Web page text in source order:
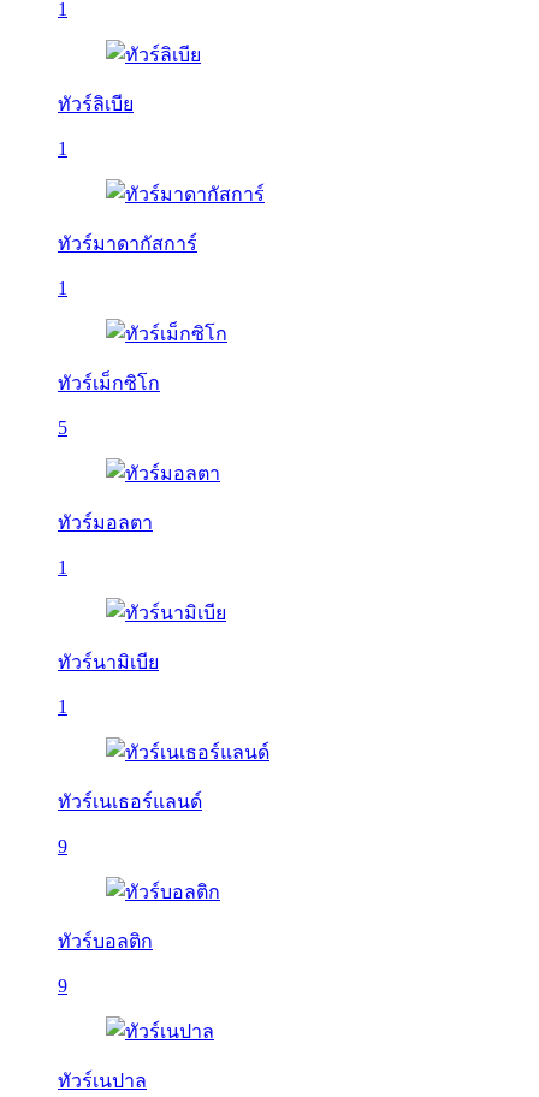
1
ทัวร์ลิเบีย
1
ทัวร์มาดากัสการ์
1
ทัวร์เม็กซิโก
5
ทัวร์มอลตา
1
ทัวร์นามิเบีย
1
ทัวร์เนเธอร์แลนด์
9
ทัวร์บอลติก
9
ทัวร์เนปาล